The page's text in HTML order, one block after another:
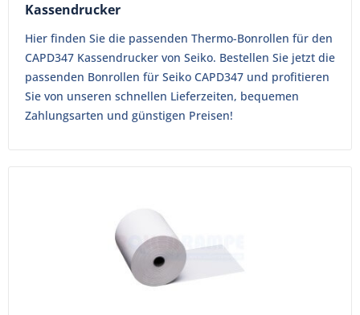
Kassendrucker
Hier finden Sie die passenden Thermo-Bonrollen für den
CAPD347 Kassendrucker von Seiko. Bestellen Sie jetzt die
passenden Bonrollen für Seiko CAPD347 und profitieren
Sie von unseren schnellen Lieferzeiten, bequemen
Zahlungsarten und günstigen Preisen!